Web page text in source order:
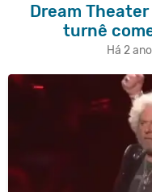
Dream
turnê
Há 2